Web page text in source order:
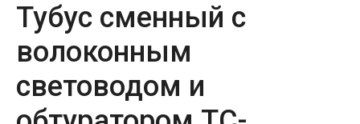
Тубус сменный с
волоконным
световодом и